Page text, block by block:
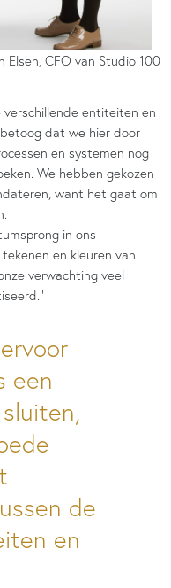
Elsen, CFO van Studio 100
entiteiten en
dat we hier door
en systemen nog
We hebben gekozen
want het gaat om
in ons
en kleuren van
verwachting veel
een
de
en